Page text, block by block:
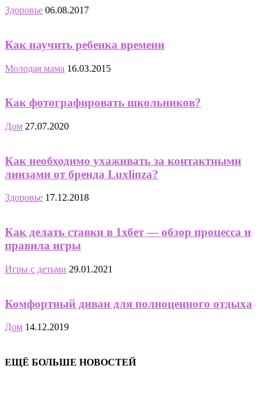
Здоровье 06.08.2017
Как научить ребенка времени
Молодая мама 16.03.2015
Как фотографировать школьников?
Дом 27.07.2020
Как необходимо ухаживать за контактными
линзами от бренда Luxlinza?
Здоровье 17.12.2018
Как делать ставки в 1хбет — обзор процесса и
правила игры
Игры с детьми 29.01.2021
Комфортный диван для полноценного отдыха
Дом 14.12.2019
ЕЩЁ БОЛЬШЕ НОВОСТЕЙ